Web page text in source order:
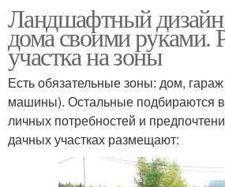
Ландшафтный дизайн
дома своими руками.
участка на зоны
Есть обязательные зоны: дом,
машины). Остальные подбираются в
личных потребностей и
дачных участках размещают: